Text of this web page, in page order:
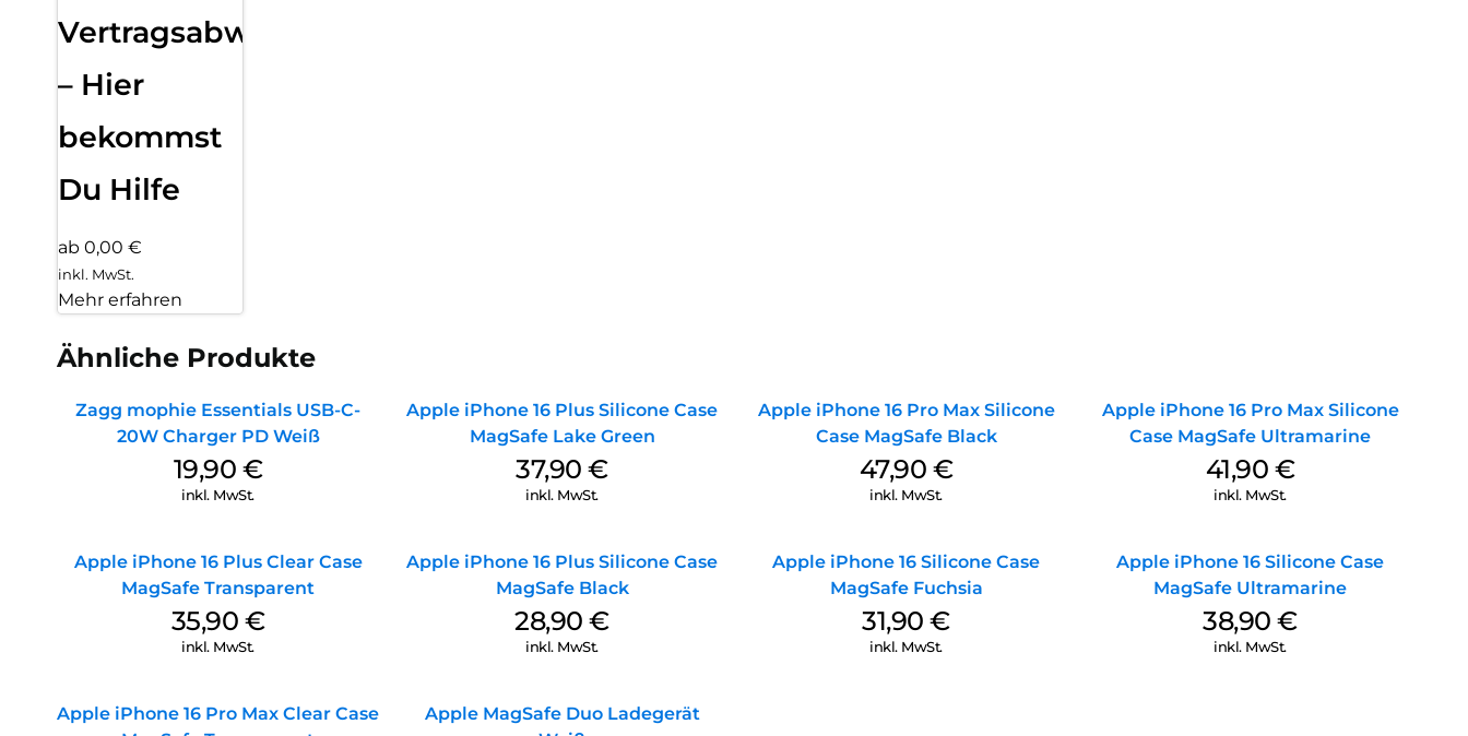
Vertragsabwicklung
– Hier
bekommst
Du Hilfe
ab 0,00 €
inkl. MwSt.
Mehr erfahren
Ähnliche Produkte
Zagg mophie Essentials USB-C-
20W Charger PD Weiß
19,90 €
inkl. MwSt.
Apple iPhone 16 Plus Silicone Case
MagSafe Lake Green
37,90€
inkl. MwSt.
Apple iPhone 16 Pro Max Silicone
Case MagSafe Black
47,90 €
inkl. MwSt.
Apple iPhone 16 Pro Max Silicone
Case MagSafe Ultramarine
41,90 €
inkl. MwSt.
Apple iPhone 16 Plus Clear Case
MagSafe Transparent
35,90 €
inkl. MwSt.
Apple iPhone 16 Plus Silicone Case
MagSafe Black
28,90€
inkl. MwSt.
Apple iPhone 16 Silicone Case
MagSafe Fuchsia
31,90€
inkl. MwSt.
Apple iPhone 16 Silicone Case
MagSafe Ultramarine
38,90€
inkl. MwSt.
Apple iPhone 16 Pro Max Clear Case
Apple MagSafe Duo Ladegerät